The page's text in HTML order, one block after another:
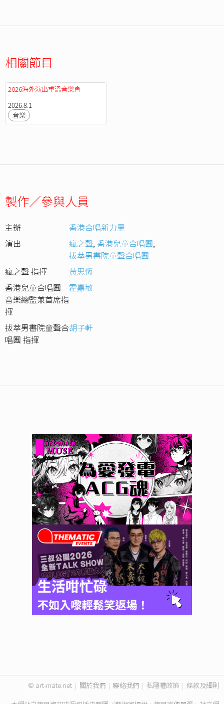
相關節目
2026海外演出重溫音樂會
2026.8.1
音樂
製作／參與人員
主辦
香港合唱新力量
演出
瘋之聲,香港兒童合唱團,
拔萃男書院童聲合唱團
瘋之聲 指揮
黃思恆
香港兒童合唱團
音樂總監兼首席指
揮
霍嘉敏
拔萃男書院童聲合
唱團 指揮
胡子軒
© art-mate.net | 關於我們 | 聯絡我們 | 私隱權政策 | 條款及細則